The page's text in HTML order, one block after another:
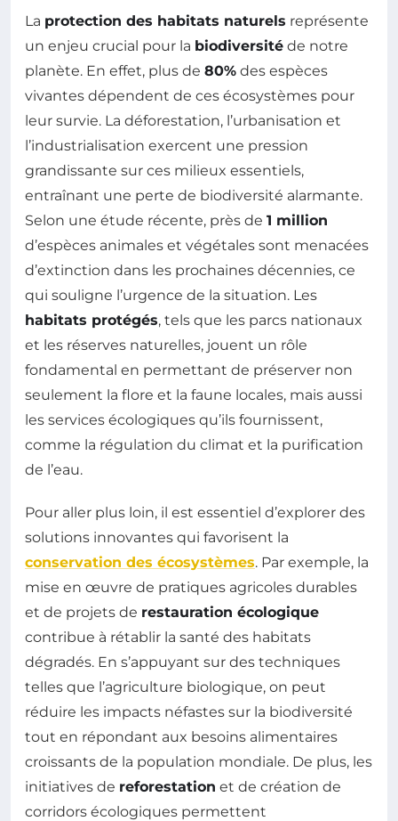
La protection des habitats naturels représente
un enjeu crucial pour la biodiversité de notre
planète. En effet, plus de 80% des espèces
vivantes dépendent de ces écosystèmes pour
leur survie. La déforestation, l’urbanisation et
l’industrialisation exercent une pression
grandissante sur ces milieux essentiels,
entraînant une perte de biodiversité alarmante.
Selon une étude récente, près de 1 million
d’espèces animales et végétales sont menacées
d’extinction dans les prochaines décennies, ce
qui souligne l’urgence de la situation. Les
habitats protégés, tels que les parcs nationaux
et les réserves naturelles, jouent un rôle
fondamental en permettant de préserver non
seulement la flore et la faune locales, mais aussi
les services écologiques qu’ils fournissent,
comme la régulation du climat et la purification
de l’eau.
Pour aller plus loin, il est essentiel d’explorer des
solutions innovantes qui favorisent la
conservation des écosystèmes. Par exemple, la
mise en œuvre de pratiques agricoles durables
et de projets de restauration écologique
contribue à rétablir la santé des habitats
dégradés. En s’appuyant sur des techniques
telles que l’agriculture biologique, on peut
réduire les impacts néfastes sur la biodiversité
tout en répondant aux besoins alimentaires
croissants de la population mondiale. De plus, les
initiatives de reforestation et de création de
corridors écologiques permettent